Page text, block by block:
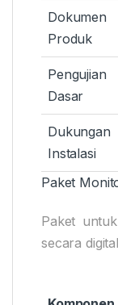
Dokumen
Produk
Pengujian
Dasar
Dukungan
Instalasi
Paket
Paket
secara